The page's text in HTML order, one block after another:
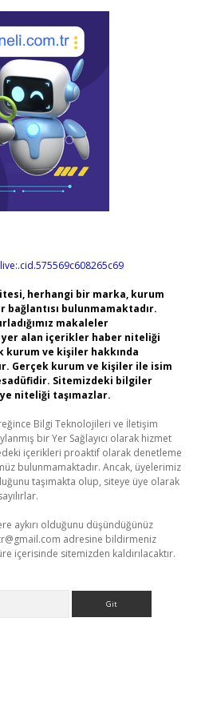
herhangi bir marka, kurum
bağlantısı bulunmamaktadır.
makaleler
yer alan içerikler haber niteliği
kurum ve kişiler hakkında
Gerçek kurum ve kişiler ile isim
Sitemizdeki bilgiler
niteliği taşımazlar.
Bilgi Teknolojileri ve İletişim
bir Yer Sağlayıcı olarak hizmet
içerikleri proaktif olarak denetleme
bulunmamaktadır. Ancak, üyelerimiz
taşımakta olup, siteye üye olarak
aykırı olduğunu düşündüğünüz
adresine bildirmeniz
içerisinde sitemizden kaldırılacaktır.